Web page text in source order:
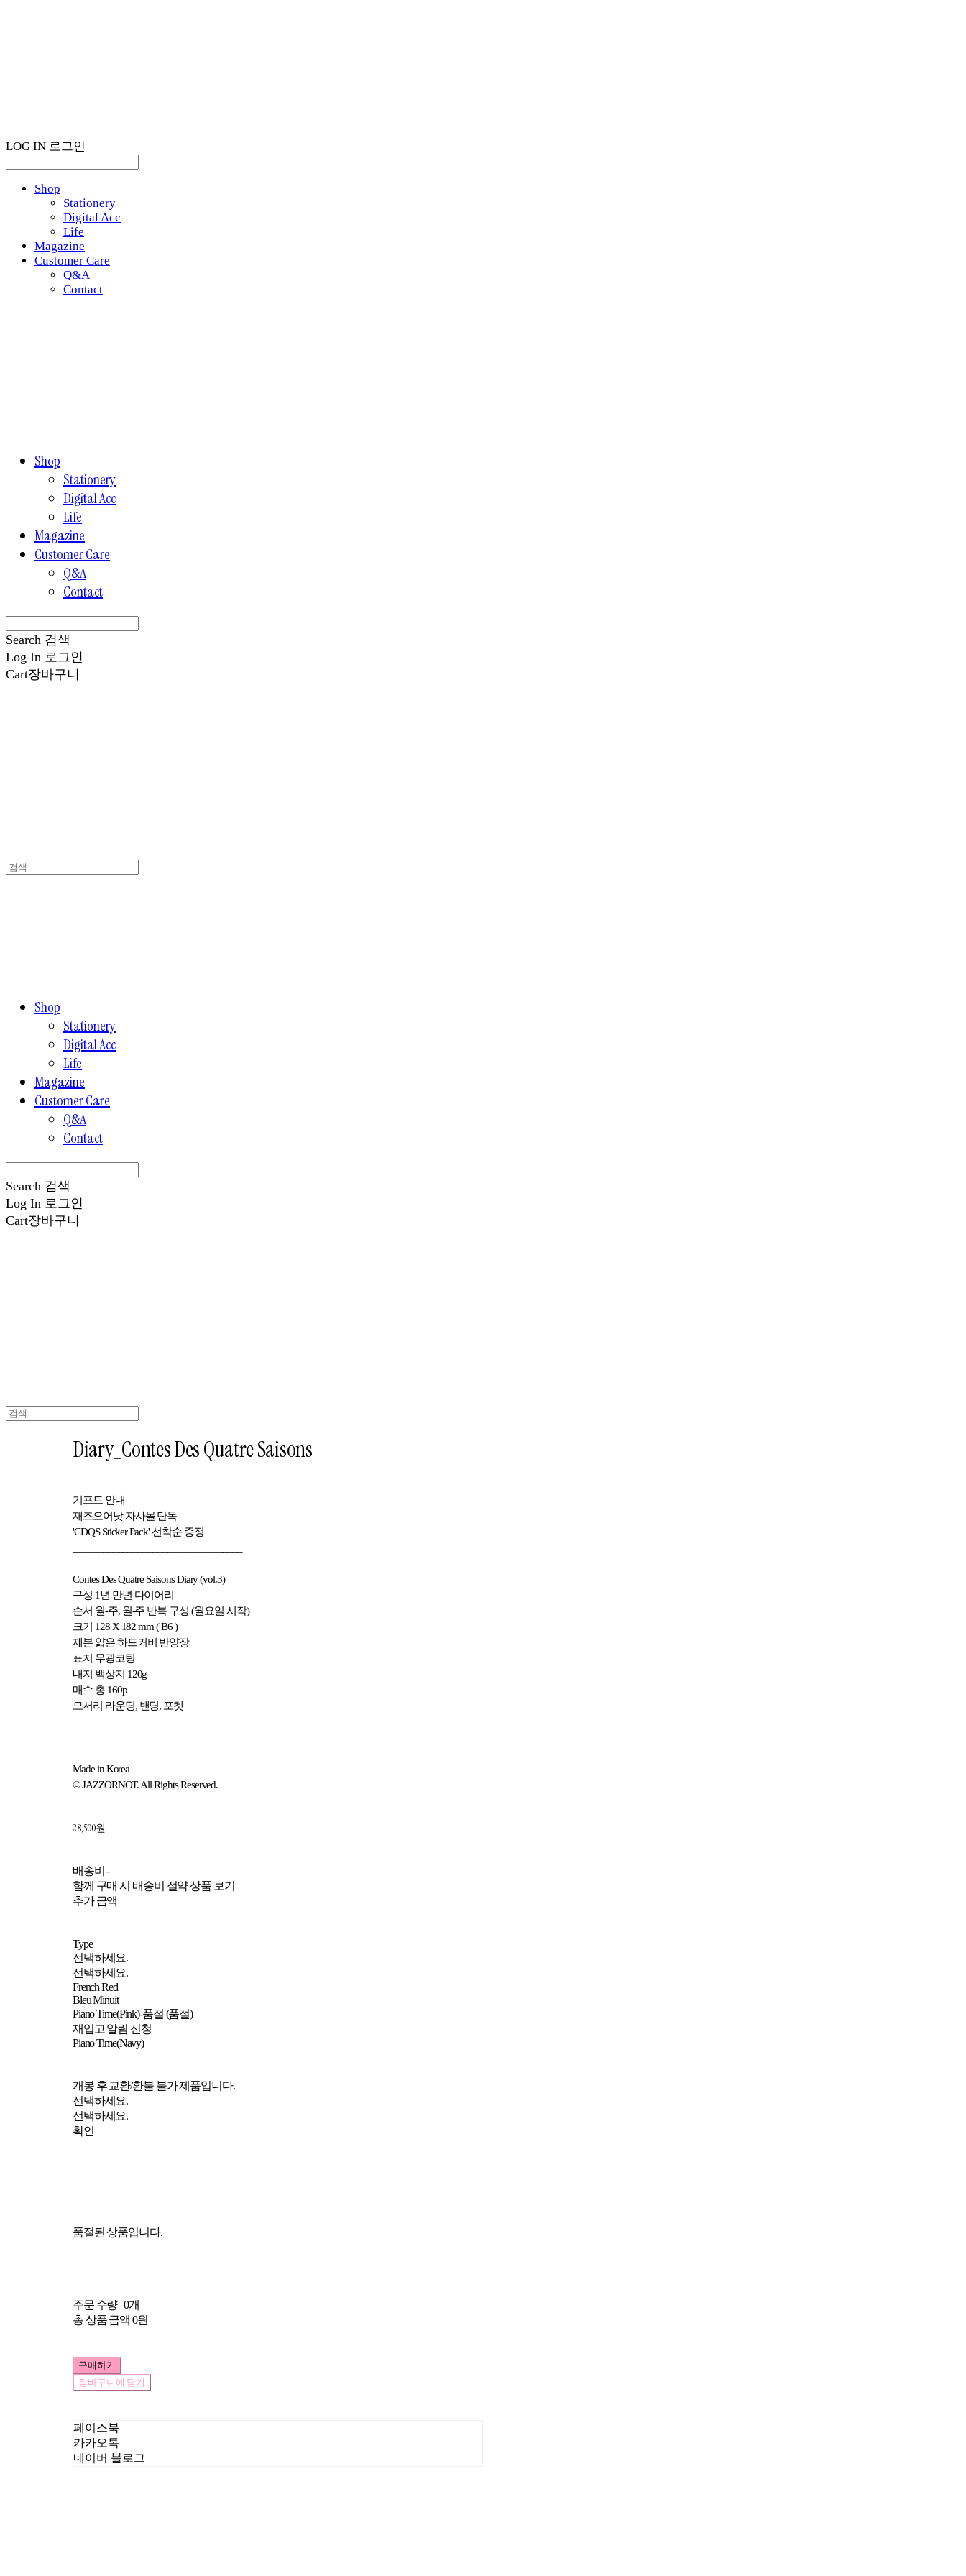
LOG IN 로그인
Shop
Stationery
Digital Acc
Life
Magazine
Customer Care
Q&A
Contact
Shop
Stationery
Digital Acc
Life
Magazine
Customer Care
Q&A
Contact
Search 검색
Log In 로그인
Cart장바구니
Shop
Stationery
Digital Acc
Life
Magazine
Customer Care
Q&A
Contact
Search 검색
Log In 로그인
Cart장바구니
Diary_Contes Des Quatre Saisons
기프트 안내
재즈오어낫 자사몰 단독
'CDQS Sticker Pack' 선착순 증정
Contes Des Quatre Saisons Diary (vol.3)
구성 1년 만년 다이어리
순서 월-주, 월-주 반복 구성 (월요일 시작)
크기 128 X 182 mm ( B6 )
제본 얇은 하드커버 반양장
표지 무광코팅
내지 백상지 120g
매수 총 160p
모서리 라운딩, 밴딩, 포켓
Made in Korea
© JAZZORNOT. All Rights Reserved.
28,500원
배송비-
함께 구매 시 배송비 절약 상품 보기
추가 금액
Type
선택하세요.
선택하세요.
French Red
Bleu Minuit
Piano Time(Pink)-품절 (품절)
재입고 알림 신청
Piano Time(Navy)
개봉 후 교환/환불 불가 제품입니다.
선택하세요.
선택하세요.
확인
품절된 상품입니다.
주문 수량 0개
총 상품 금액 0원
구매하기
장바구니에 담기
페이스북
카카오톡
네이버 블로그